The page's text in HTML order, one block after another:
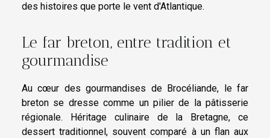
des histoires que porte le vent d'Atlantique.
Le far breton, entre tradition et
gourmandise
Au cœur des gourmandises de Brocéliande, le far
breton se dresse comme un pilier de la pâtisserie
régionale. Héritage culinaire de la Bretagne, ce
dessert traditionnel, souvent comparé à un flan aux